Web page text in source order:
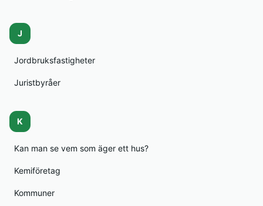
J
Jordbruksfastigheter
Juristbyråer
K
Kan man se vem som äger ett hus?
Kemiföretag
Kommuner